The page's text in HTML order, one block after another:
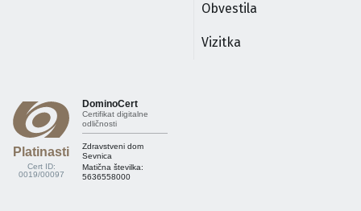
Obvestila
Vizitka
Platinasti
Cert ID:
0019/00097
DominoCert
Certifikat digitalne
odličnosti
Zdravstveni dom
Sevnica
Matična številka:
5636558000